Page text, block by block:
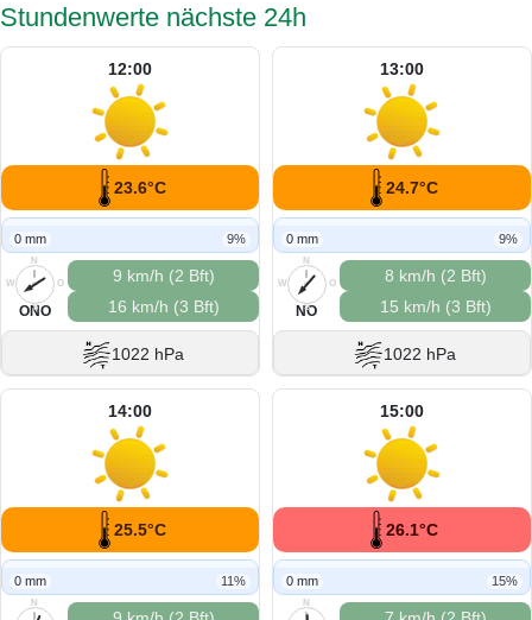
Stundenwerte nächste 24h
12:00
23.6°C
0 mm 9%
N
O
S
W
ONO
9 km/h (2 Bft)
16 km/h (3 Bft)
1022 hPa
13:00
24.7°C
0 mm 9%
N
O
S
W
NO
8 km/h (2 Bft)
15 km/h (3 Bft)
1022 hPa
14:00
25.5°C
0 mm 11%
N
15:00
26.1°C
0 mm 15%
N